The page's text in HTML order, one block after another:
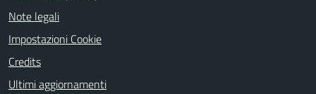
Note legali
Impostazioni Cookie
Credits
Ultimi aggiornamenti